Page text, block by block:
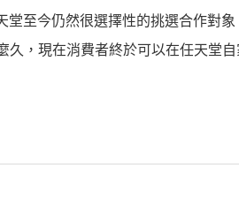
至今仍然很選擇性的挑選合作對象
久，現在消費者終於可以在任天堂